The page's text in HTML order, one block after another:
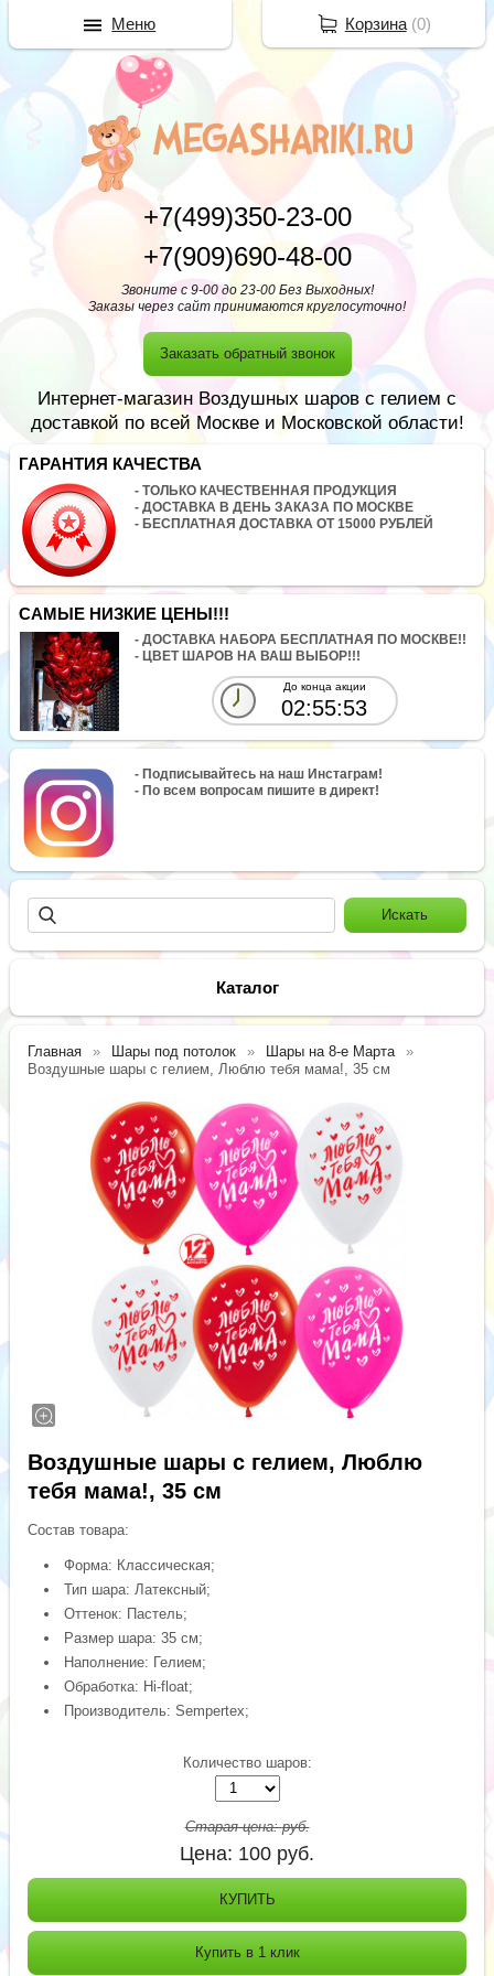
+7(499)350-23-00
+7(909)690-48-00
Звоните с 9-00 до 23-00 Без Выходных!
Заказы через сайт принимаются круглосуточно!
Заказать обратный звонок
Интернет-магазин Воздушных шаров с гелием с
доставкой по всей Москве и Московской области!
ГАРАНТИЯ КАЧЕСТВА
- ТОЛЬКО КАЧЕСТВЕННАЯ ПРОДУКЦИЯ
- ДОСТАВКА В ДЕНЬ ЗАКАЗА ПО МОСКВЕ
- БЕСПЛАТНАЯ ДОСТАВКА ОТ 15000 РУБЛЕЙ
САМЫЕ НИЗКИЕ ЦЕНЫ!!!
- ДОСТАВКА НАБОРА БЕСПЛАТНАЯ ПО МОСКВЕ!!
- ЦВЕТ ШАРОВ НА ВАШ ВЫБОР!!!
До конца акции
02:55:53
- Подписывайтесь на наш Инстаграм!
- По всем вопросам пишите в директ!
Каталог
Главная Шары под потолок
Шары на 8-е Марта
Воздушные шары с гелием, Люблю тебя мама!, 35 см
Воздушные шары с гелием, Люблю
тебя мама!, 35 см
Состав товара:
Форма: Классическая;
Тип шара: Латексный;
Оттенок: Пастель;
Размер шара: 35 см;
Наполнение: Гелием;
Обработка: Hi-float;
Производитель: Sempertex;
Количество шаров:
Старая цена:руб.
Цена: 100 руб.
КУПИТЬ
Купить в 1 клик
Корзина(0)
Меню